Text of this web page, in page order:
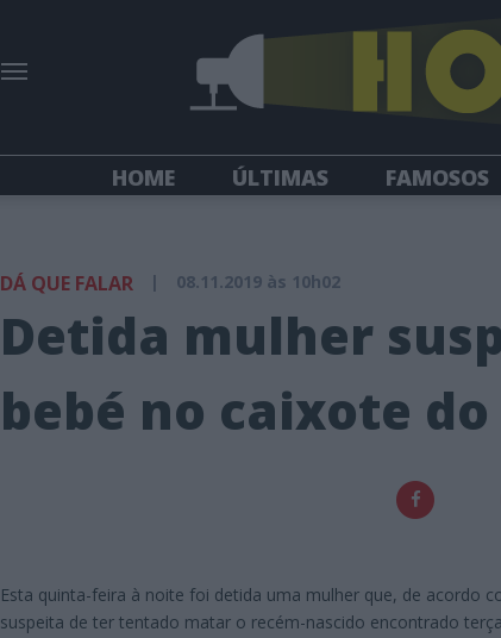
HOME ÚLTIMAS FAMOSOS
DÁ QUE FALAR | 08.11.2019 às 10h02
Detida mulher
bebé no caixote
Esta quinta-feira à noite foi detida uma mulher que, de acordo
suspeita de ter tentado matar o recém-nascido encontrado